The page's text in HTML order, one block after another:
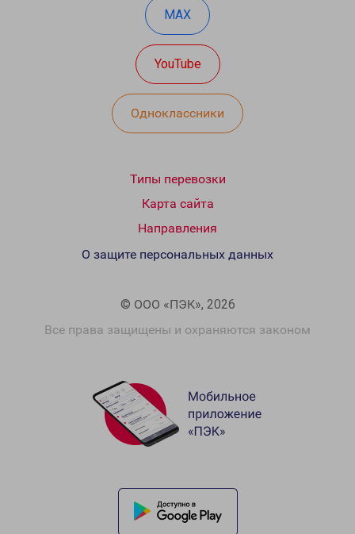
MAX
YouTube
Одноклассники
Типы перевозки
Карта сайта
Направления
© ООО «ПЭК», 2026
Все права защищены и охраняются законом
О защите персональных данных